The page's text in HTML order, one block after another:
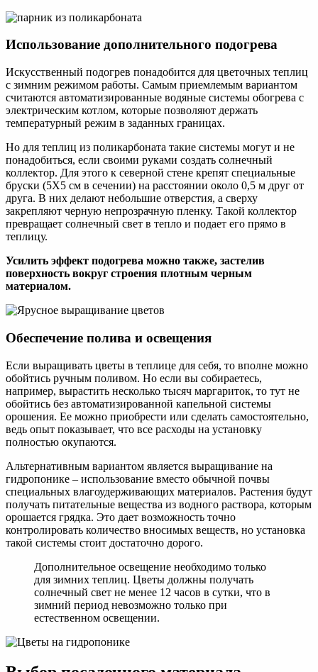
Использование дополнительного подогрева
Искусственный подогрев понадобится для цветочных теплиц
с зимним режимом работы. Самым приемлемым вариантом
считаются автоматизированные водяные системы обогрева с
электрическим котлом, которые позволяют держать
температурный режим в заданных границах.
Но для теплиц из поликарбоната такие системы могут и не
понадобиться, если своими руками создать солнечный
коллектор. Для этого к северной стене крепят специальные
бруски (5Х5 см в сечении) на расстоянии около 0,5 м друг от
друга. В них делают небольшие отверстия, а сверху
закрепляют черную непрозрачную пленку. Такой коллектор
превращает солнечный свет в тепло и подает его прямо в
теплицу.
Усилить эффект подогрева можно также, застелив
поверхность вокруг строения плотным черным
материалом.
Обеспечение полива и освещения
Если выращивать цветы в теплице для себя, то вполне можно
обойтись ручным поливом. Но если вы собираетесь,
например, вырастить несколько тысяч маргариток, то тут не
обойтись без автоматизированной капельной системы
орошения. Ее можно приобрести или сделать самостоятельно,
ведь опыт показывает, что все расходы на установку
полностью окупаются.
Альтернативным вариантом является выращивание на
гидропонике – использование вместо обычной почвы
специальных влагоудерживающих материалов. Растения будут
получать питательные вещества из водного раствора, которым
орошается грядка. Это дает возможность точно
контролировать количество вносимых веществ, но установка
такой системы стоит достаточно дорого.
Дополнительное освещение необходимо только
для зимних теплиц. Цветы должны получать
солнечный свет не менее 12 часов в сутки, что в
зимний период невозможно только при
естественном освещении.